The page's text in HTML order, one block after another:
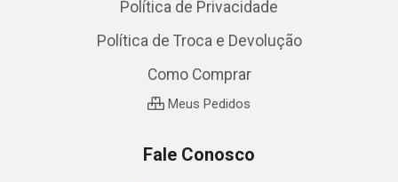
Política de Privacidade
Política de Troca e Devolução
Como Comprar
Meus Pedidos
Fale Conosco